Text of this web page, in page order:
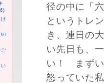
径の中に「
というトレ
き、連日の
い先日も、
い！ まずい
怒っていた
ご
い